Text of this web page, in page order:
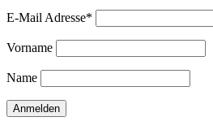
E-Mail Adresse*
Vorname
Name